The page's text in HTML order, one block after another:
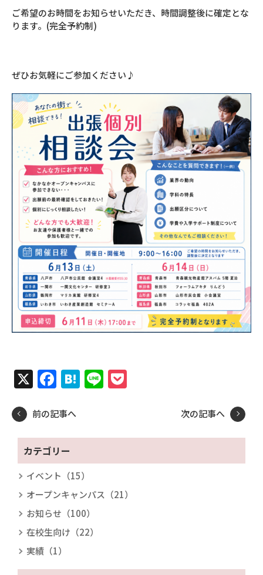
ご希望のお時間をお知らせいただき、時間調整後に確定とな
ります。 (完全予約制)
ぜひお気軽にご参加ください♪
X Facebook
Hatena
Line
前の記事へ 次の記事へ
カテゴリー
イベント（15）
オープンキャンパス（21）
お知らせ（100）
在校生向け（22）
実績（1）